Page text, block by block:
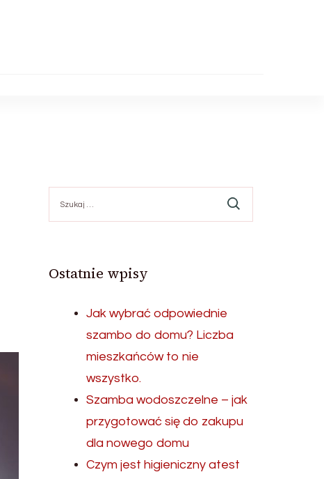
Ostatnie wpisy
Jak wybrać odpowiednie
szambo do domu? Liczba
mieszkańców to nie
wszystko.
Szamba wodoszczelne – jak
przygotować się do zakupu
dla nowego domu
Czym jest higieniczny atest